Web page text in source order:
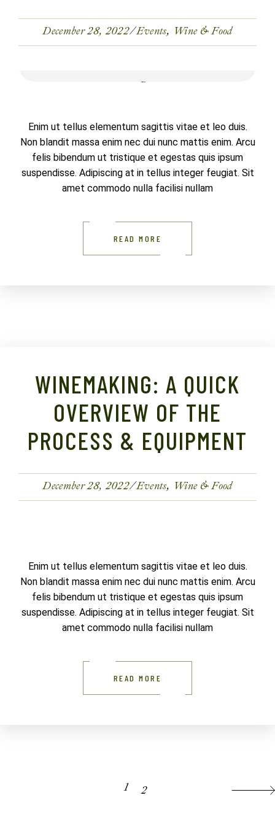
December 28, 2022 Events Wine & Food
Enim ut tellus elementum sagittis vitae et leo duis.
Non blandit massa enim nec dui nunc mattis enim. Arcu
felis bibendum ut tristique et egestas quis ipsum
suspendisse. Adipiscing at in tellus integer feugiat. Sit
amet commodo nulla facilisi nullam
READ MORE
WINEMAKING: A QUICK
OVERVIEW OF THE
PROCESS & EQUIPMENT
December 28, 2022 Events Wine & Food
Enim ut tellus elementum sagittis vitae et leo duis.
Non blandit massa enim nec dui nunc mattis enim. Arcu
felis bibendum ut tristique et egestas quis ipsum
suspendisse. Adipiscing at in tellus integer feugiat. Sit
amet commodo nulla facilisi nullam
READ MORE
1 2